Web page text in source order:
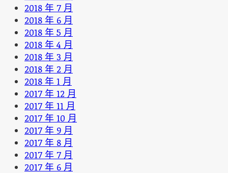
2018 年 7 月
2018 年 6 月
2018 年 5 月
2018 年 4 月
2018 年 3 月
2018 年 2 月
2018 年 1 月
2017 年 12 月
2017 年 11 月
2017 年 10 月
2017 年 9 月
2017 年 8 月
2017 年 7 月
2017 年 6 月